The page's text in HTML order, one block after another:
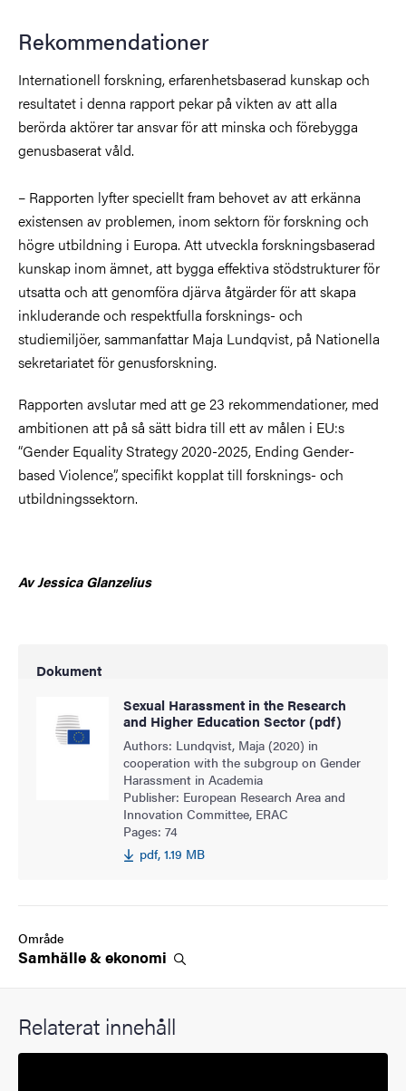
Rekommendationer
Internationell forskning, erfarenhetsbaserad kunskap och
resultatet i denna rapport pekar på vikten av att alla
berörda aktörer tar ansvar för att minska och förebygga
genusbaserat våld.
– Rapporten lyfter speciellt fram behovet av att erkänna
existensen av problemen, inom sektorn för forskning och
högre utbildning i Europa. Att utveckla forskningsbaserad
kunskap inom ämnet, att bygga effektiva stödstrukturer för
utsatta och att genomföra djärva åtgärder för att skapa
inkluderande och respektfulla forsknings- och
studiemiljöer, sammanfattar Maja Lundqvist, på Nationella
sekretariatet för genusforskning.
Rapporten avslutar med att ge 23 rekommendationer, med
ambitionen att på så sätt bidra till ett av målen i EU:s
“Gender Equality Strategy 2020-2025, Ending Gender-
based Violence”, specifikt kopplat till forsknings- och
utbildningssektorn.
Av Jessica Glanzelius
Dokument
Sexual Harassment in the Research
and Higher Education Sector (pdf)
Authors: Lundqvist, Maja (2020) in
cooperation with the subgroup on Gender
Harassment in Academia
Publisher: European Research Area and
Innovation Committee, ERAC
Pages: 74
pdf, 1.19 MB
Område
Samhälle &ekonomi
Relaterat innehåll